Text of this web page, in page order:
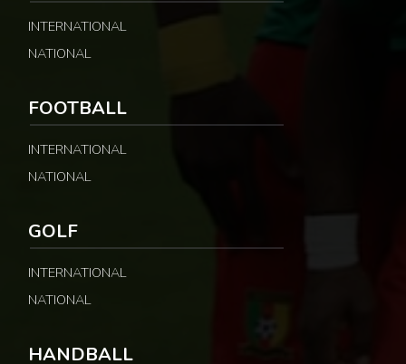
INTERNATIONAL
NATIONAL
FOOTBALL
INTERNATIONAL
NATIONAL
GOLF
INTERNATIONAL
NATIONAL
HANDBALL